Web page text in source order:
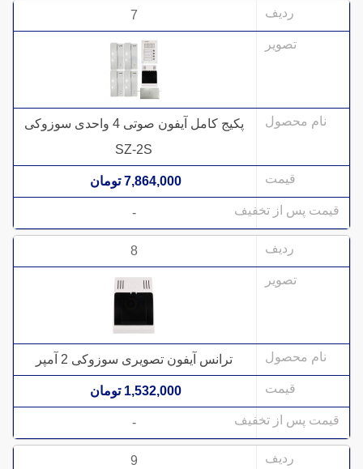
7
پکیج کامل آیفون صوتی 4 واحدی سوزوکی
SZ-2S
7,864,000 تومان
-
8
ترانس آیفون تصویری سوزوکی 2 آمپر
1,532,000 تومان
-
9